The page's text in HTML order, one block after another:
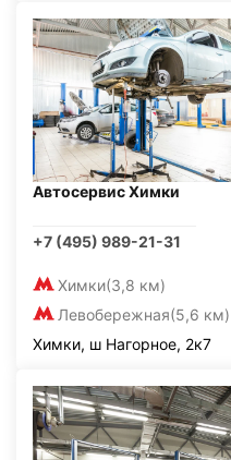
Автосервис Химки
+7 (495) 989-21-31
Химки(3,8 км)
Левобережная(5,6 км)
Химки, ш Нагорное, 2к7